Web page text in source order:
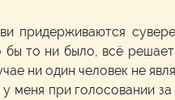
придерживаются
то ни было, всё
ни один человек не
при голосовании за